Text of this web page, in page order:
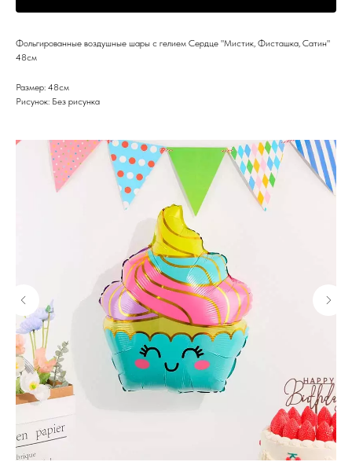
Фольгированные воздушные шары с гелием Сердце "Мистик, Фисташка, Сатин"
48см
Размер: 48см
Рисунок: Без рисунка